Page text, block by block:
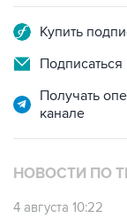
Купить
Подписаться
Получать
канале
НОВОСТИ ПО
4 августа 10:22